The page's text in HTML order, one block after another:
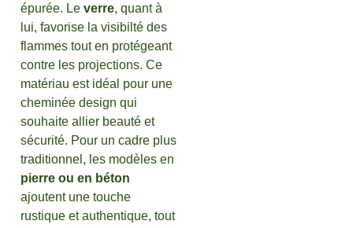
épurée. Le verre, quant à
lui, favorise la visibilté des
flammes tout en protégeant
contre les projections. Ce
matériau est idéal pour une
cheminée design qui
souhaite allier beauté et
sécurité. Pour un cadre plus
traditionnel, les modèles en
pierre ou en béton
ajoutent une touche
rustique et authentique, tout